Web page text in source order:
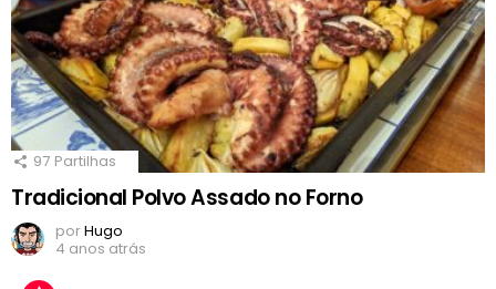
97 Partilhas
Tradicional Polvo Assado no Forno
porHugo
4 anos atrás